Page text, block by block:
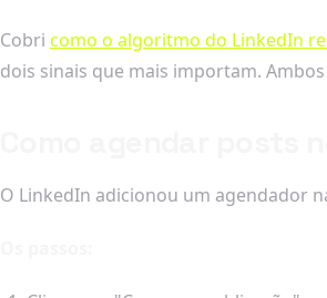
Cobri como o algoritmo do LinkedIn
dois sinais que mais importam.
O LinkedIn adicionou um agendador